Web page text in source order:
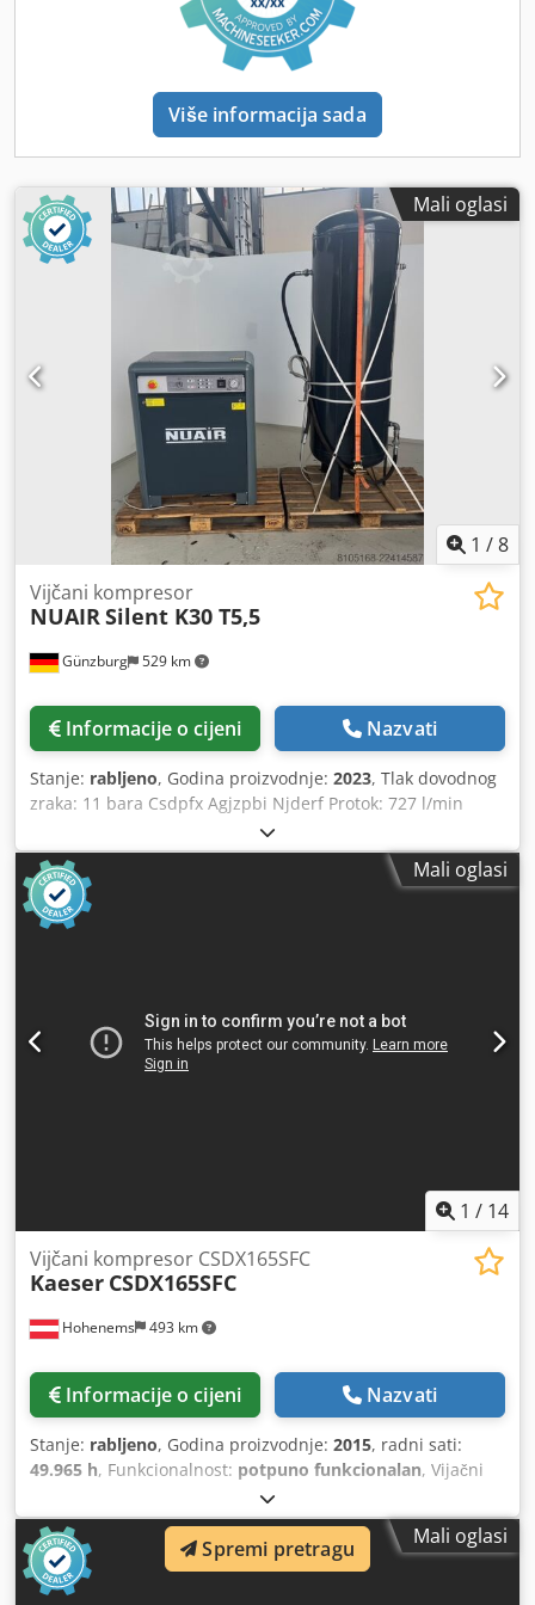
Više informacija sada
Mali oglasi
1 /8
Günzburg 529 km
Vijčani kompresor
NUAIRSilent K30 T5,5
Informacije o cijeni Nazvati
Stanje: rabljeno, Godina proizvodnje: 2023, Tlak dovodnog
zraka: 11 bara Csdpfx Agjzpbi Njderf Protok: 727 l/min
Ukupna potrebna snaga: 4,4 kW Masa stroja: približno 170
kg Dodatna oprema/oprema: - Spremnik za komprimirani
zrak - Hladionički sušač S-AiR EVO MAX EVO-900 Mali oglasi
1 / 14
Hohenems 493 km
Vijčani kompresor CSDX165SFC
Kaeser CSDX165SFC
Informacije o cijeni Nazvati
Stanje: rabljeno, Godina proizvodnje: 2015, radni sati:
49.965 h, Funkcionalnost: potpuno funkcionalan, Vijačni
kompresor Kaeser CSDX165SFC Integrirani pretvarač 90 kW
8,50 bara 15,84 m3/min Godina proizvodnje: 2015.
Cedpfxoznmqcs Agdorf Radni sati: 49.965
Mali oglasi
Spremi pretragu